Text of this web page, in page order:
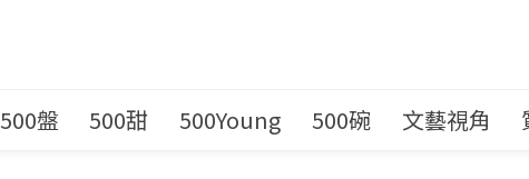
500盤 500甜 500Young 500碗 文藝視角